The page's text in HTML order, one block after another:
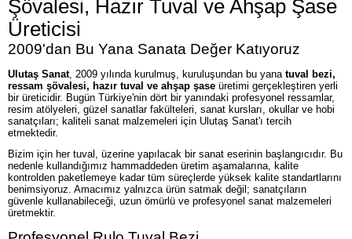
boyamaya başlayabilirsiniz.
boyamaya başlayabilirsiniz.
Şövalesi, Hazır Tuval ve Ahşap Şase
Üreticisi
2009'dan Bu Yana Sanata Değer Katıyoruz
Ulutaş Sanat, 2009 yılında kurulmuş, kuruluşundan bu yana tuval bezi,
ressam şövalesi, hazır tuval ve ahşap şase üretimi gerçekleştiren yerli
bir üreticidir. Bugün Türkiye'nin dört bir yanındaki profesyonel ressamlar,
resim atölyeleri, güzel sanatlar fakülteleri, sanat kursları, okullar ve hobi
sanatçıları; kaliteli sanat malzemeleri için Ulutaş Sanat'ı tercih
etmektedir.
Bizim için her tuval, üzerine yapılacak bir sanat eserinin başlangıcıdır. Bu
nedenle kullandığımız hammaddeden üretim aşamalarına, kalite
kontrolden paketlemeye kadar tüm süreçlerde yüksek kalite standartlarını
benimsiyoruz. Amacımız yalnızca ürün satmak değil; sanatçıların
güvenle kullanabileceği, uzun ömürlü ve profesyonel sanat malzemeleri
üretmektir.